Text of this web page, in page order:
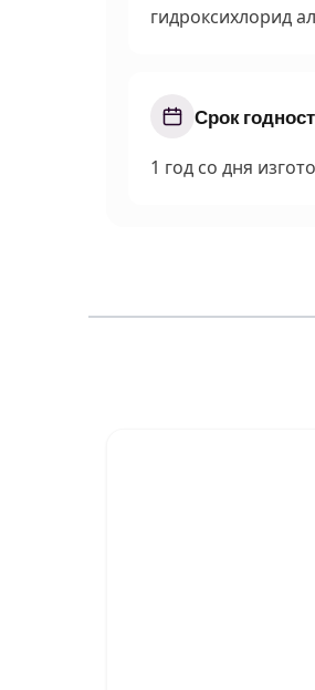
гидроксихлорид
Срок
1 год со дня